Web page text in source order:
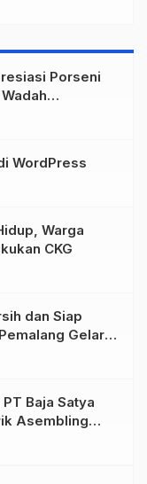
Porseni
WordPress
Warga
CKG
dan Siap
Gelar
Baja Satya
Asembling